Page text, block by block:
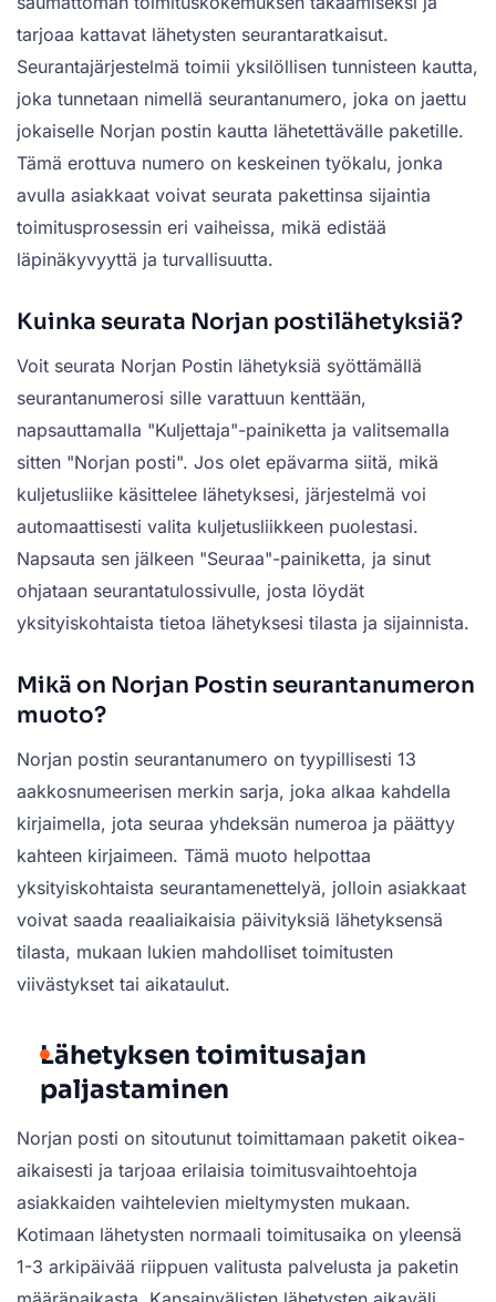
tarjoaa kattavat lähetysten seurantaratkaisut.
Seurantajärjestelmä toimii yksilöllisen tunnisteen kautta,
joka tunnetaan nimellä seurantanumero, joka on jaettu
jokaiselle Norjan postin kautta lähetettävälle paketille.
Tämä erottuva numero on keskeinen työkalu, jonka
avulla asiakkaat voivat seurata pakettinsa sijaintia
toimitusprosessin eri vaiheissa, mikä edistää
läpinäkyvyyttä ja turvallisuutta.
Kuinka seurata Norjan postilähetyksiä?
Voit seurata Norjan Postin lähetyksiä syöttämällä
seurantanumerosi sille varattuun kenttään,
napsauttamalla "Kuljettaja"-painiketta ja valitsemalla
sitten "Norjan posti". Jos olet epävarma siitä, mikä
kuljetusliike käsittelee lähetyksesi, järjestelmä voi
automaattisesti valita kuljetusliikkeen puolestasi.
Napsauta sen jälkeen "Seuraa"-painiketta, ja sinut
ohjataan seurantatulossivulle, josta löydät
yksityiskohtaista tietoa lähetyksesi tilasta ja sijainnista.
Mikä on Norjan Postin seurantanumeron
muoto?
Norjan postin seurantanumero on tyypillisesti 13
aakkosnumeerisen merkin sarja, joka alkaa kahdella
kirjaimella, jota seuraa yhdeksän numeroa ja päättyy
kahteen kirjaimeen. Tämä muoto helpottaa
yksityiskohtaista seurantamenettelyä, jolloin asiakkaat
voivat saada reaaliaikaisia päivityksiä lähetyksensä
tilasta, mukaan lukien mahdolliset toimitusten
viivästykset tai aikataulut.
Lähetyksen toimitusajan
paljastaminen
Norjan posti on sitoutunut toimittamaan paketit oikea-
aikaisesti ja tarjoaa erilaisia toimitusvaihtoehtoja
asiakkaiden vaihtelevien mieltymysten mukaan.
Kotimaan lähetysten normaali toimitusaika on yleensä
1-3 arkipäivää riippuen valitusta palvelusta ja paketin